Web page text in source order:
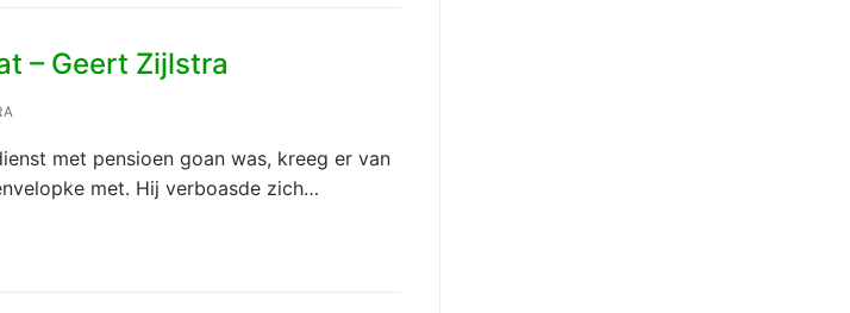
– Geert Zijlstra
met pensioen goan was, kreeg er van
met. Hij verboasde zich…